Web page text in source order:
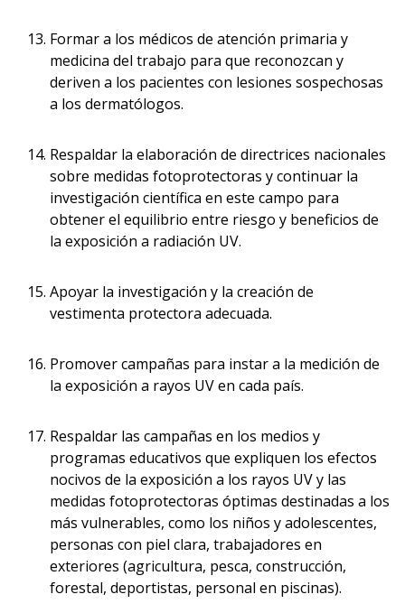
Formar a los médicos de atención primaria y
medicina del trabajo para que reconozcan y
deriven a los pacientes con lesiones sospechosas
a los dermatólogos.
Respaldar la elaboración de directrices nacionales
sobre medidas fotoprotectoras y continuar la
investigación científica en este campo para
obtener el equilibrio entre riesgo y beneficios de
la exposición a radiación UV.
Apoyar la investigación y la creación de
vestimenta protectora adecuada.
Promover campañas para instar a la medición de
la exposición a rayos UV en cada país.
Respaldar las campañas en los medios y
programas educativos que expliquen los efectos
nocivos de la exposición a los rayos UV y las
medidas fotoprotectoras óptimas destinadas a los
más vulnerables, como los niños y adolescentes,
personas con piel clara, trabajadores en
exteriores (agricultura, pesca, construcción,
forestal, deportistas, personal en piscinas).